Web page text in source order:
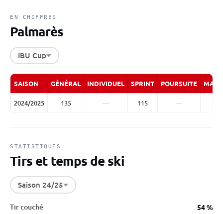
EN CHIFFRES
Palmarès
IBU Cup
SAISON GÉNÉRAL INDIVIDUEL SPRINT POURSUITE
2024/2025 135 — 115 —
STATISTIQUES
Tirs et temps de ski
Saison 24/25
Tir couché 54 %